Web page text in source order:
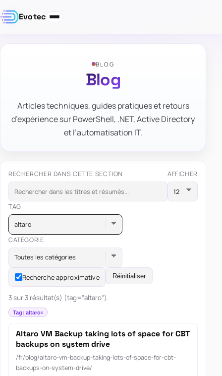
Evotec
BLOG
Blog
Articles techniques, guides pratiques et retours
d’expérience sur PowerShell, .NET, Active Directory
et l’automatisation IT.
RECHERCHER DANS CETTE SECTION AFFICHER
TAG
altaro
CATÉGORIE
Toutes les catégories
Recherche approximative Réinitialiser
3 sur 3 résultat(s) (tag="altaro").
Tag: altaro
Altaro VM Backup taking lots of space for CBT
backups on system drive
/fr/blog/altaro-vm-backup-taking-lots-of-space-for-cbt-
backups-on-system-drive/